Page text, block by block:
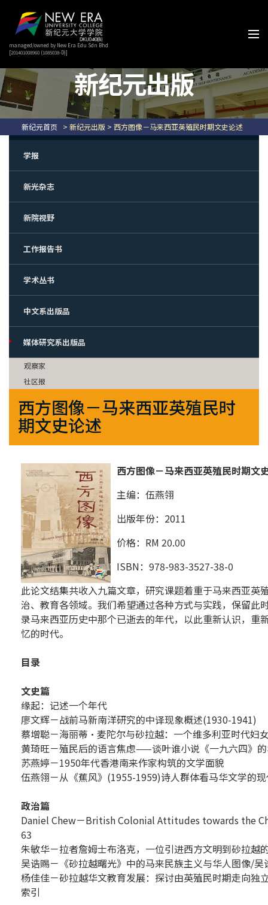
managed/owned by New Era Edu Sdn Bhd
[201401008960 (1085038-D)]
新纪元出版
新纪元首页 > 新纪元出版 > 西方图像－马来西亚英殖民时期文史论述
学报
新光杂志
新院视野
工作报告书
学术丛书
中文系出版品
媒体研究系出版品
观察家
社区报
西方图像－马来西亚英殖民时
期文史论述
西方图像－马来西亚英殖民时期文
主编：伍燕翎
出版年份：2011
价格：RM 20.00
ISBN：978-983-3527-38-0
此论文结集共收入九篇文章，研究课题着重于马来西亚英
治、教育各领域。我们希望通过各种方式与实践，保留此
录马来西亚历史中那个已逝去的年代，以此重新认识，重
忆的时代。
目录
文史篇
缘起：记述一个年代
廖文辉－战前马新南洋研究的中译现象概述(1930-1941)
蔡增聪－海丽蒂•麦陀尔与砂拉越：一个维多利亚时代妇
黄琦旺－殖民后的语言焦虑——谈叶谁小说《一九六四》
苏燕婷－1950年代香港南来作家构筑的文学面貌
伍燕翎－从《蕉风》(1955-1959)诗人群体看马华文学的
政治篇
Daniel Chew－British Colonial Attitudes towards the
63
朱敏华－拉者詹姆士布洛克，一位引进西方文明到砂拉越
吴诰赐－《砂拉越曙光》中的马来民族主义与华人图像/吴
杨佳佳－砂拉越华文教育发展：探讨由英殖民时期走向独
索引